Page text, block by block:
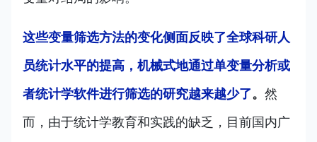
这些变量筛选方法的变化侧面反映了全球科研人
员统计水平的提高，机械式地通过单变量分析或
者统计学软件进行筛选的研究越来越少了。 然
而，由于统计学教育和实践的缺乏，目前国内广